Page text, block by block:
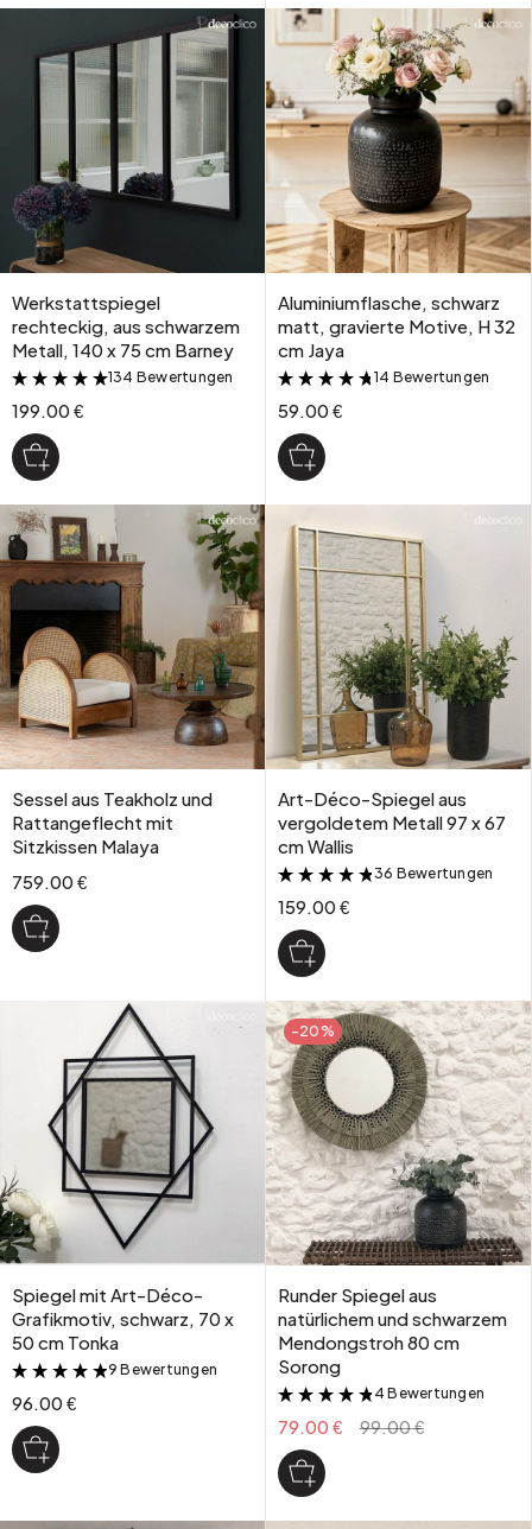
Werkstattspiegel
rechteckig, aus schwarzem
Metall, 140 x 75 cm Barney
&
134 Bewertungen
199.00 €
Aluminiumflasche, schwarz
matt, gravierte Motive, H 32
cm Jaya
&
14 Bewertungen
59.00 €
Sessel aus Teakholz und
Rattangeflecht mit
Sitzkissen Malaya
759.00 €
Art-Déco-Spiegel aus
vergoldetem Metall 97 x 67
cm Wallis
&
36 Bewertungen
159.00 €
Spiegel mit Art-Déco-
Grafikmotiv, schwarz, 70 x
50 cm Tonka
&
9 Bewertungen
96.00 €
-20%
Runder Spiegel aus
natürlichem und schwarzem
Mendongstroh 80 cm
Sorong
&
4 Bewertungen
79.00 € 99.00 €